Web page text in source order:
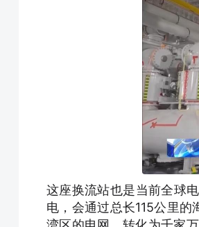
这座换流站也是当前全球
电，会通过总长115公里